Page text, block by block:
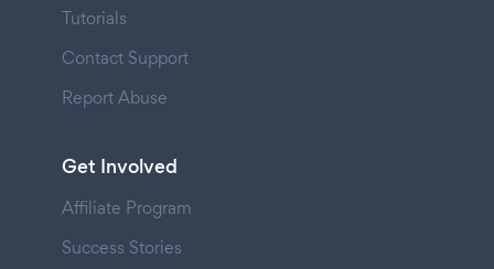
Tutorials
Contact Support
Report Abuse
Get Involved
Affiliate Program
Success Stories